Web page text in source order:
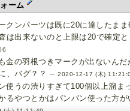
ォーム
クンパーツは既に20に達したま
は出来ないのと上限は20で確定
金の羽根つきマークが出ないんだ
、バグ？？ --2020-12-17 (木)
使うの渋りすぎて100個以上溜ま
るやつとかはバンバン使った方